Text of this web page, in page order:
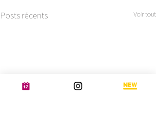
Posts récents Voir tout